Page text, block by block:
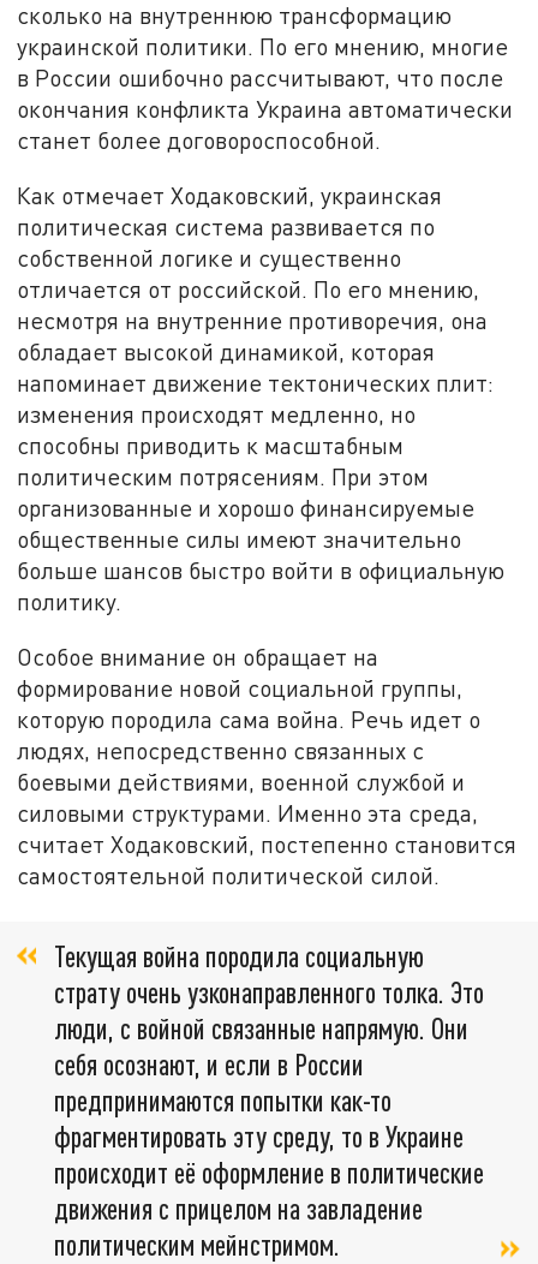
сколько на внутреннюю трансформацию
украинской политики. По его мнению, многие
в России ошибочно рассчитывают, что после
окончания конфликта Украина автоматически
станет более договороспособной.
Как отмечает Ходаковский, украинская
политическая система развивается по
собственной логике и существенно
отличается от российской. По его мнению,
несмотря на внутренние противоречия, она
обладает высокой динамикой, которая
напоминает движение тектонических плит:
изменения происходят медленно, но
способны приводить к масштабным
политическим потрясениям. При этом
организованные и хорошо финансируемые
общественные силы имеют значительно
больше шансов быстро войти в официальную
политику.
Особое внимание он обращает на
формирование новой социальной группы,
которую породила сама война. Речь идет о
людях, непосредственно связанных с
боевыми действиями, военной службой и
силовыми структурами. Именно эта среда,
считает Ходаковский, постепенно становится
самостоятельной политической силой.
Текущая война породила социальную
страту очень узконаправленного толка. Это
люди, с войной связанные напрямую. Они
себя осознают, и если в России
предпринимаются попытки как-то
фрагментировать эту среду, то в Украине
происходит её оформление в политические
движения с прицелом на завладение
политическим мейнстримом.